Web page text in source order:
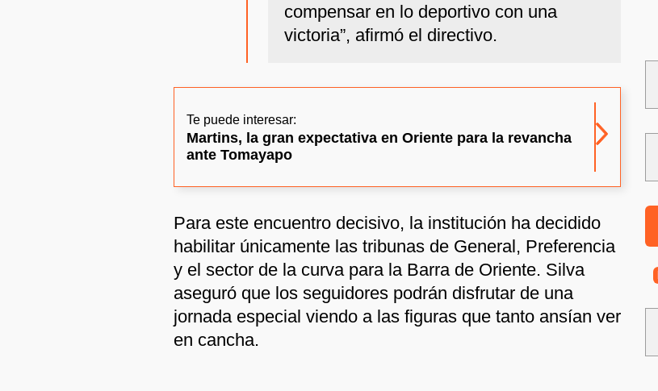
compensar en lo deportivo con una
victoria”, afirmó el directivo.
Te puede interesar:
Martins, la gran expectativa en Oriente para la revancha
ante Tomayapo
Para este encuentro decisivo, la institución ha decidido
habilitar únicamente las tribunas de General, Preferencia
y el sector de la curva para la Barra de Oriente. Silva
aseguró que los seguidores podrán disfrutar de una
jornada especial viendo a las figuras que tanto ansían ver
en cancha.